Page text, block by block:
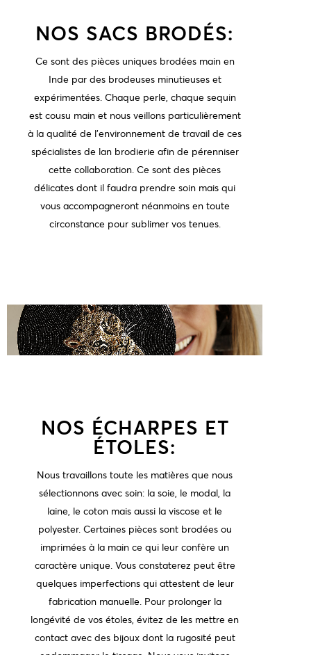
NOS SACS BRODÉS:
Ce sont des pièces uniques brodées main en
Inde par des brodeuses minutieuses et
expérimentées. Chaque perle, chaque sequin
est cousu main et nous veillons particulièrement
à la qualité de l'environnement de travail de ces
spécialistes de lan brodierie afin de pérenniser
cette collaboration. Ce sont des pièces
délicates dont il faudra prendre soin mais qui
vous accompagneront néanmoins en toute
circonstance pour sublimer vos tenues.
NOS ÉCHARPES ET
ÉTOLES:
Nous travaillons toute les matières que nous
sélectionnons avec soin: la soie, le modal, la
laine, le coton mais aussi la viscose et le
polyester. Certaines pièces sont brodées ou
imprimées à la main ce qui leur confère un
caractère unique. Vous constaterez peut être
quelques imperfections qui attestent de leur
fabrication manuelle. Pour prolonger la
longévité de vos étoles, évitez de les mettre en
contact avec des bijoux dont la rugosité peut